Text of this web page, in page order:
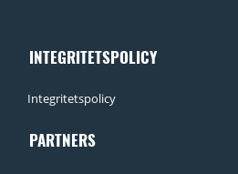
INTEGRITETSPOLICY
Integritetspolicy
PARTNERS